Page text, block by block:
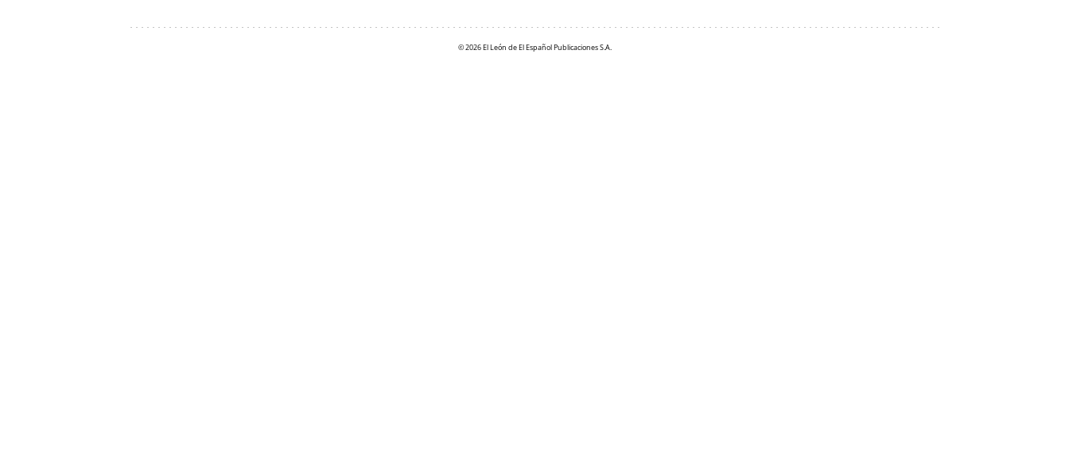
© 2026 El León de El Español Publicaciones S.A.